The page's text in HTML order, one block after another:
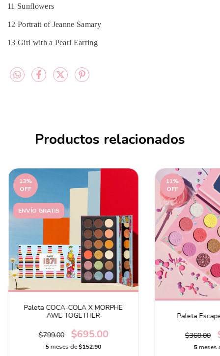
11 Sunflowers
12 Portrait of Jeanne Samary
13 Girl with a Pearl Earring
Productos relacionados
13%
OFF
ENVÍO GRATIS
Paleta COCA-COLA X MORPHE
AWE TOGETHER
$799.00 $695.00
5meses de$152.90
11%
OFF
Paleta
$360.00
5meses